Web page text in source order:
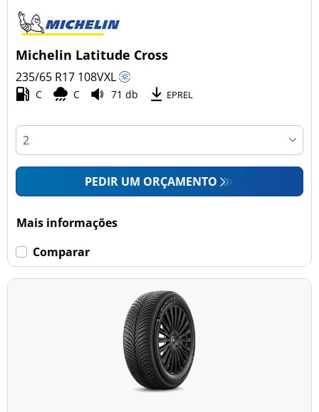
Michelin Latitude Cross
235/65 R17 108VXL
C C 71 db EPREL
PEDIR UM ORÇAMENTO
Mais informações
Comparar